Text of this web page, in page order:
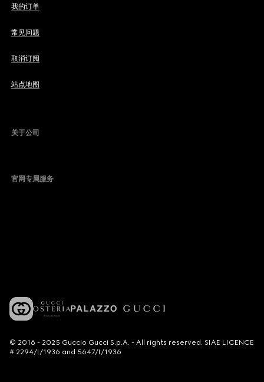
我的订单
常见问题
取消订阅
站点地图
关于公司
官网专属服务
© 2016 - 2025 Guccio Gucci S.p.A. - All rights reserved. SIAE LICENCE
# 2294/I/1936 and 5647/I/1936